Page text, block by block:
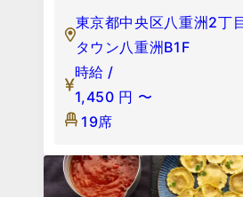
東京都中央区八重洲2丁
タウン八重洲B1F
時給 /
1,450 円 〜
19席